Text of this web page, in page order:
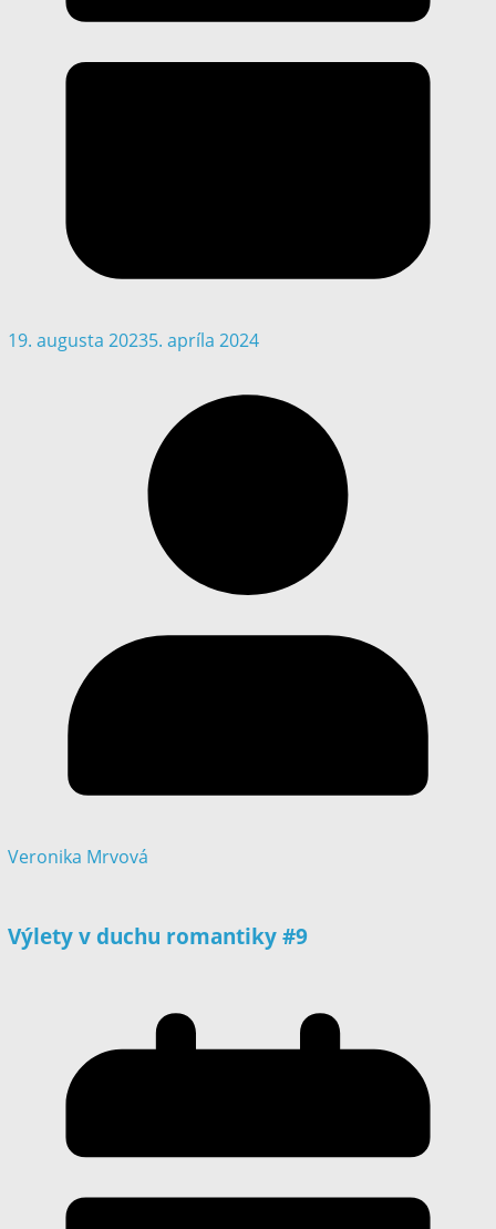
19. augusta 20235. apríla 2024
Veronika Mrvová
Výlety v duchu romantiky #9